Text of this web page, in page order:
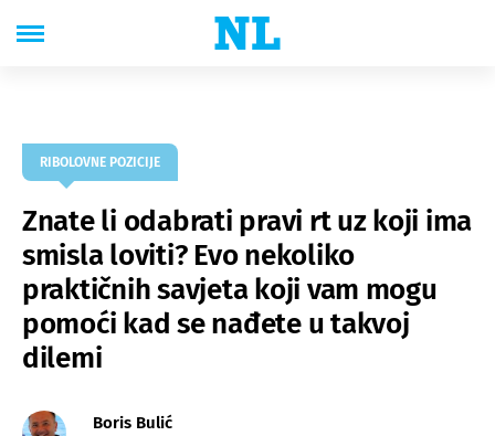
RIBOLOVNE POZICIJE
Znate li odabrati pravi rt uz koji ima
smisla loviti? Evo nekoliko
praktičnih savjeta koji vam mogu
pomoći kad se nađete u takvoj
dilemi
Boris Bulić